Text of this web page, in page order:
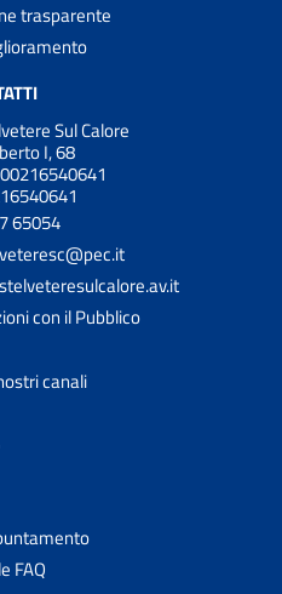
trasparente
Sul Calore
I, 68
65054
con il Pubblico
canali
FAQ